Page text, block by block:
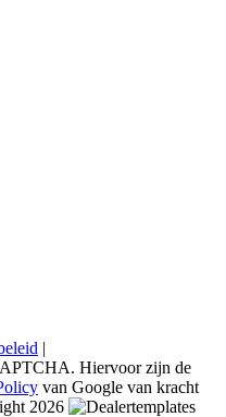
|
Hiervoor zijn de
van Google van kracht
2026